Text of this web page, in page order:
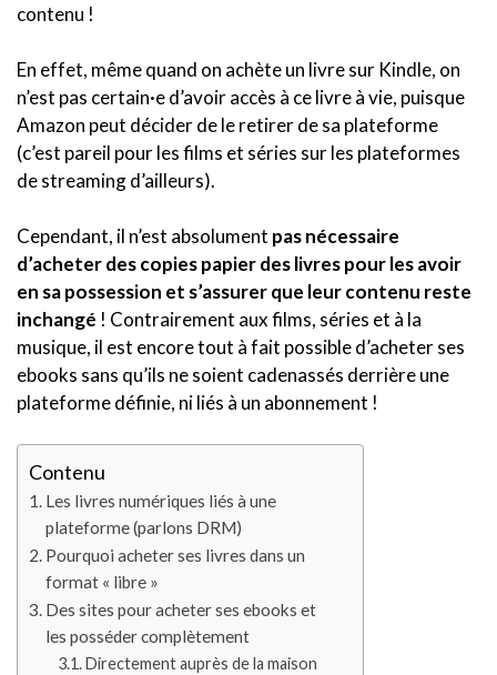
contenu !
En effet, même quand on achète un livre sur Kindle, on
n’est pas certain·e d’avoir accès à ce livre à vie, puisque
Amazon peut décider de le retirer de sa plateforme
(c’est pareil pour les films et séries sur les plateformes
de streaming d’ailleurs).
Cependant, il n’est absolument pas nécessaire
d’acheter des copies papier des livres pour les avoir
en sa possession et s’assurer que leur contenu reste
inchangé ! Contrairement aux films, séries et à la
musique, il est encore tout à fait possible d’acheter ses
ebooks sans qu’ils ne soient cadenassés derrière une
plateforme définie, ni liés à un abonnement !
Contenu
Les livres numériques liés à une
plateforme (parlons DRM)
Pourquoi acheter ses livres dans un
format « libre »
Des sites pour acheter ses ebooks et
les posséder complètement
Directement auprès de la maison